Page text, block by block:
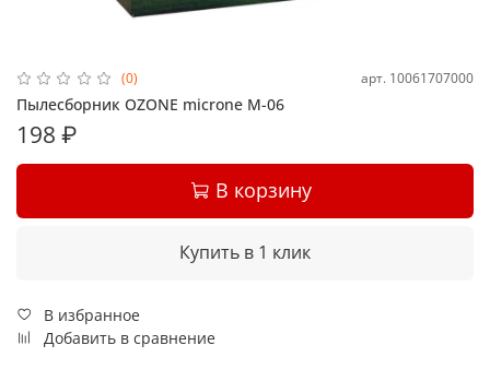
(0) арт. 10061707000
Пылесборник OZONE microne M-06
198 ₽
В корзину
Купить в 1 клик
В избранное
Добавить в сравнение